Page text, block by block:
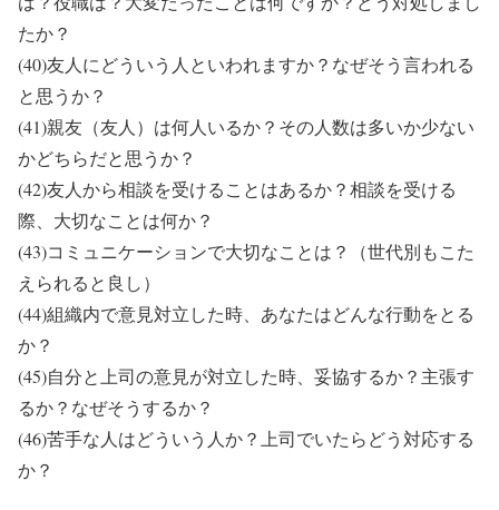
たか？
(40)友人にどういう人といわれますか？なぜそう言われる
と思うか？
(41)親友（友人）は何人いるか？その人数は多いか少ない
かどちらだと思うか？
(42)友人から相談を受けることはあるか？相談を受ける
際、大切なことは何か？
(43)コミュニケーションで大切なことは？（世代別もこた
えられると良し）
(44)組織内で意見対立した時、あなたはどんな行動をとる
か？
(45)自分と上司の意見が対立した時、妥協するか？主張す
るか？なぜそうするか？
(46)苦手な人はどういう人か？上司でいたらどう対応する
か？